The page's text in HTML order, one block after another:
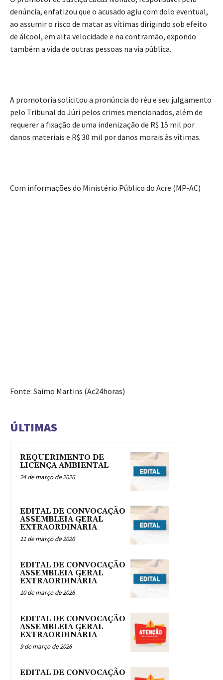
denúncia, enfatizou que o acusado agiu com dolo eventual,
ao assumir o risco de matar as vítimas dirigindo sob efeito
de álcool, em alta velocidade e na contramão, expondo
também a vida de outras pessoas na via pública.
A promotoria solicitou a pronúncia do réu e seu julgamento
pelo Tribunal do Júri pelos crimes mencionados, além de
requerer a fixação de uma indenização de R$ 15 mil por
danos materiais e R$ 30 mil por danos morais às vítimas.
Com informações do Ministério Público do Acre (MP-AC)
Fonte: Saimo Martins (Ac24horas)
ÚLTIMAS
REQUERIMENTO DE
LICENÇA AMBIENTAL
24 de março de 2026
EDITAL DE CONVOCAÇÃO
ASSEMBLEIA GERAL
EXTRAORDINÁRIA
11 de março de 2026
EDITAL DE CONVOCAÇÃO
ASSEMBLEIA GERAL
EXTRAORDINÁRIA
10 de março de 2026
EDITAL DE CONVOCAÇÃO
ASSEMBLEIA GERAL
EXTRAORDINÁRIA
9 de março de 2026
EDITAL DE CONVOCAÇÃO